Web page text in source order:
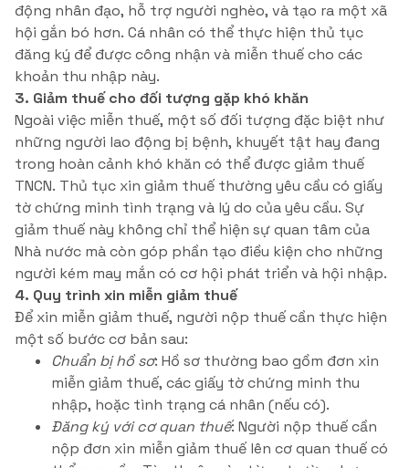
động nhân đạo, hỗ trợ người nghèo, và tạo ra một xã
hội gắn bó hơn. Cá nhân có thể thực hiện thủ tục
đăng ký để được công nhận và miễn thuế cho các
khoản thu nhập này.
3. Giảm thuế cho đối tượng gặp khó khăn
Ngoài việc miễn thuế, một số đối tượng đặc biệt như
những người lao động bị bệnh, khuyết tật hay đang
trong hoàn cảnh khó khăn có thể được giảm thuế
TNCN. Thủ tục xin giảm thuế thường yêu cầu có giấy
tờ chứng minh tình trạng và lý do của yêu cầu. Sự
giảm thuế này không chỉ thể hiện sự quan tâm của
Nhà nước mà còn góp phần tạo điều kiện cho những
người kém may mắn có cơ hội phát triển và hội nhập.
4. Quy trình xin miễn giảm thuế
Để xin miễn giảm thuế, người nộp thuế cần thực hiện
một số bước cơ bản sau:
Chuẩn bị hồ sơ: Hồ sơ thường bao gồm đơn xin
miễn giảm thuế, các giấy tờ chứng minh thu
nhập, hoặc tình trạng cá nhân (nếu có).
Đăng ký với cơ quan thuế: Người nộp thuế cần
nộp đơn xin miễn giảm thuế lên cơ quan thuế có